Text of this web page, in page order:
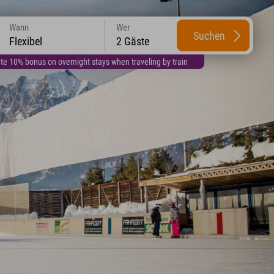
10% bonus on overnight stays when traveling by train
Wann
Flexibel
Wer
2 Gäste Suchen